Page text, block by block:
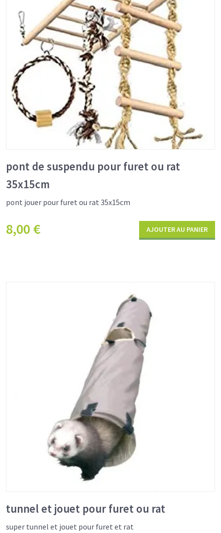
pont de suspendu pour furet ou rat
35x15cm
pont jouer pour furet ou rat 35x15cm
8,00€ AJOUTER AU PANIER
tunnel et jouet pour furet ou rat
super tunnel et jouet pour furet et rat